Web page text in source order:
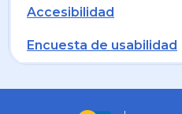
Accesibilidad
Encuesta de usabilidad